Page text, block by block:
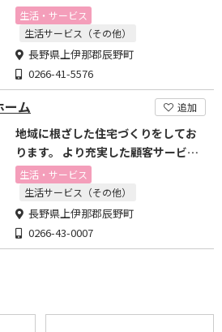
生活・サービス
生活サービス（その他）
長野県上伊那郡辰野町
0266-41-5576
ーム 追加
地域に根ざした住宅づくりをしてお
ります。 より充実した顧客サービス
を目指しています。
生活・サービス
生活サービス（その他）
長野県上伊那郡辰野町
0266-43-0007